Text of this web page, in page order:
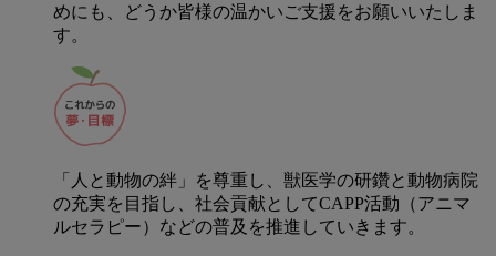
めにも、どうか皆様の温かいご支援をお願いいたしま
す。
「人と動物の絆」を尊重し、獣医学の研鑽と動物病院
の充実を目指し、社会貢献としてCAPP活動（アニマ
ルセラピー）などの普及を推進していきます。